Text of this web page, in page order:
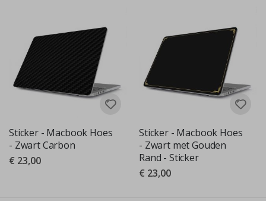
Sticker - Macbook Hoes
- Zwart Carbon
€ 23,00
Sticker - Macbook Hoes
- Zwart met Gouden
Rand - Sticker
€ 23,00